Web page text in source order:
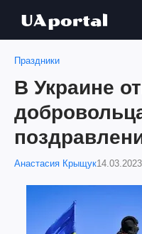
Праздники
В Украине
Анастасия Крыщук